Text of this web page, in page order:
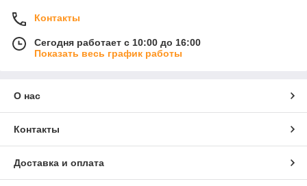
Контакты
Сегодня работает с 10:00 до 16:00
Показать весь график работы
О нас
Контакты
Доставка и оплата